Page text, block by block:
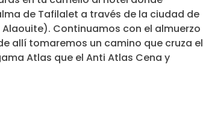
de Tafilalet a través de la ciudad de
Continuamos con el almuerzo
allí tomaremos un camino que cruza el
Atlas que el Anti Atlas Cena y